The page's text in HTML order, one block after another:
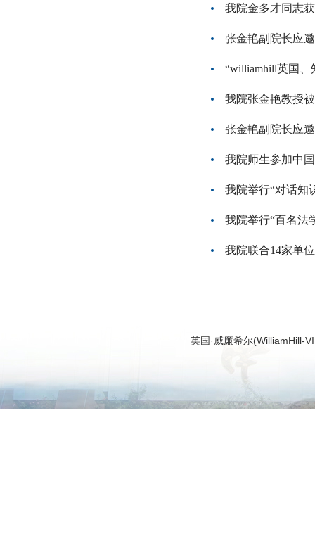
我院金多才同志
张金艳副院长应
“williamhill英国
我院张金艳教授
张金艳副院长应
我院师生参加中
我院举行“对话
我院举行“百名法
我院联合14家单
英国·威廉希尔(WilliamHill-